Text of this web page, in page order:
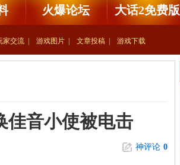
火爆论坛 大话2免费版
家交流 游戏图片 文章投稿 游戏下载
佳音小使被电击
神评论 0